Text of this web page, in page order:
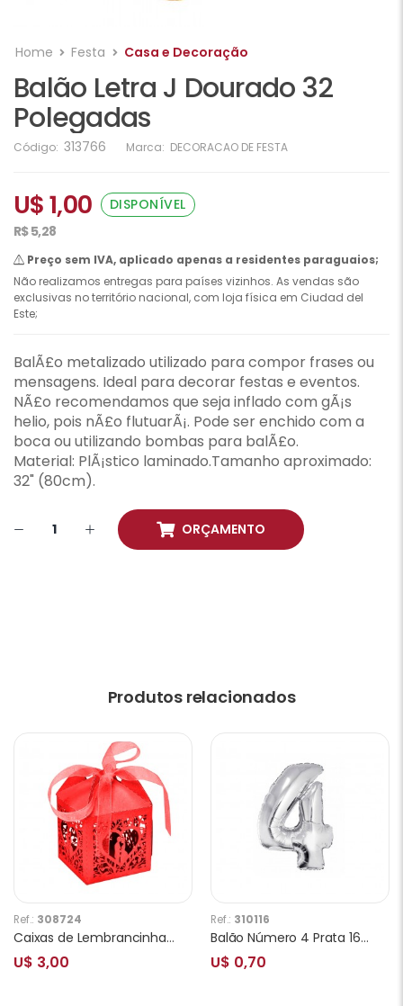
Home Festa Casa e Decoração
Balão Letra J Dourado 32
Polegadas
Código: 313766 Marca: DECORACAO DE FESTA
U$ 1,00
DISPONÍVEL
R$ 5,28
Preço sem IVA, aplicado apenas a residentes paraguaios;
Não realizamos entregas para países vizinhos. As vendas são
exclusivas no território nacional, com loja física em Ciudad del
Este;
BalÃ£o metalizado utilizado para compor frases ou
mensagens. Ideal para decorar festas e eventos.
NÃ£o recomendamos que seja inflado com gÃ¡s
helio, pois nÃ£o flutuarÃ¡. Pode ser enchido com a
boca ou utilizando bombas para balÃ£o.
Material: PlÃ¡stico laminado.Tamanho aproximado:
32" (80cm).
ORÇAMENTO
Produtos relacionados
Ref.: 308724
Caixas de Lembrancinhas para Festa Novios com Coraçâo T11 Vermelho 25pcs
U$ 3,00
Ref.: 310116
Balão Número 4 Prata 16 Polegadas
U$ 0,70